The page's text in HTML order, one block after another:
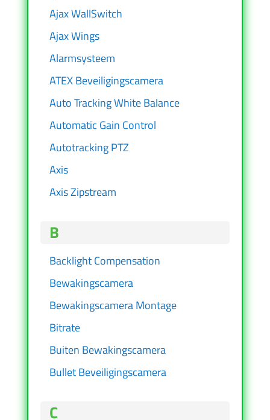
Ajax WallSwitch
Ajax Wings
Alarmsysteem
ATEX Beveiligingscamera
Auto Tracking White Balance
Automatic Gain Control
Autotracking PTZ
Axis
Axis Zipstream
B
Backlight Compensation
Bewakingscamera
Bewakingscamera Montage
Bitrate
Buiten Bewakingscamera
Bullet Beveiligingscamera
C